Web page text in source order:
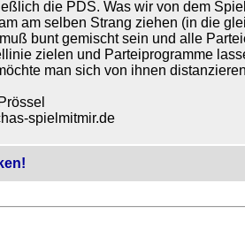
die PDS. Was wir von dem
am selben Strang ziehen (in die
bunt gemischt sein und alle
zielen und Parteiprogramme
man sich von ihnen
spielmitmir.de